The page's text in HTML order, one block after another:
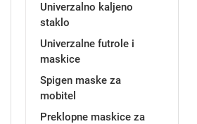
Univerzalno kaljeno
staklo
Univerzalne futrole i
maskice
Spigen maske za
mobitel
Preklopne maskice za
Doodles